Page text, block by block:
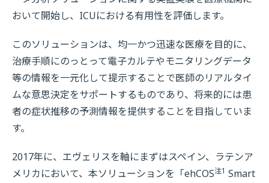
おいて開始し、ICUにおける有用性を評価します。
このソリューションは、均一かつ迅速な医療を目的に、
治療手順にのっとって電子カルテやモニタリングデータ
等の情報を一元化して提示することで医師のリアルタイ
ムな意思決定をサポートするものであり、将来的には患
者の症状推移の予測情報を提供することを目指していま
す。
2017年に、エヴェリスを軸にまずはスペイン、ラテンア
メリカにおいて、本ソリューションを「ehCOS注1 Smart